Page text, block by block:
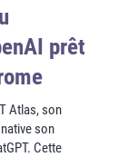
prêt
Atlas, son
son
Cette